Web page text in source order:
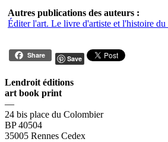
Autres publications des auteurs :
Éditer l'art. Le livre d'artiste et l'histoire
Share Save
Lendroit éditions
art book print
—
24 bis place du Colombier
BP 40504
35005 Rennes Cedex